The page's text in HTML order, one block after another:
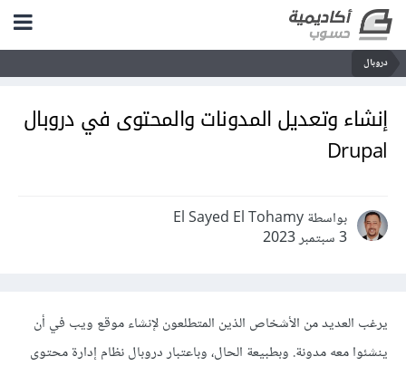
دروبال
إنشاء وتعديل المدونات والمحتوى في دروبال
Drupal
بواسطة El Sayed El Tohamy
3 سبتمبر 2023
يرغب العديد من الأشخاص الذين المتطلعون لإنشاء موقع ويب في أن
ينشئوا معه مدونة. وبطبيعة الحال، وباعتبار دروبال نظام إدارة محتوى